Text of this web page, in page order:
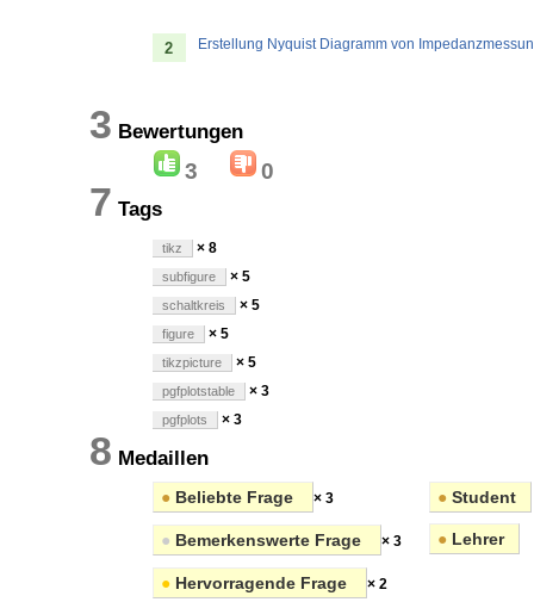
2 Erstellung Nyquist Diagramm von
3 Bewertungen
3 0
7 Tags
tikz × 8
subfigure × 5
schaltkreis × 5
figure × 5
tikzpicture × 5
pgfplotstable × 3
pgfplots × 3
8 Medaillen
● Beliebte Frage × 3
● Bemerkenswerte Frage × 3
● Hervorragende Frage × 2
● Student
● Lehrer